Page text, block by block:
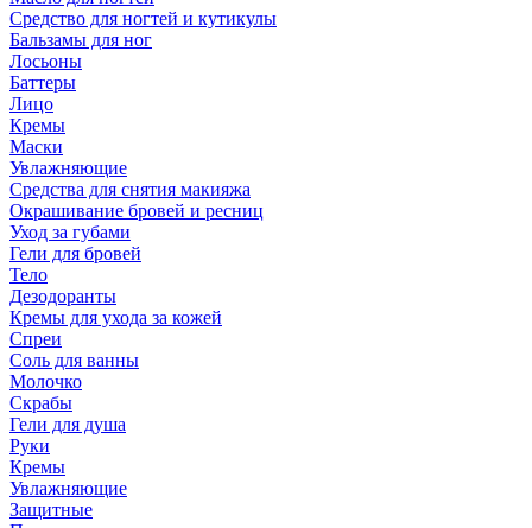
Средство для ногтей и кутикулы
Бальзамы для ног
Лосьоны
Баттеры
Лицо
Кремы
Маски
Увлажняющие
Средства для снятия макияжа
Окрашивание бровей и ресниц
Уход за губами
Гели для бровей
Тело
Дезодоранты
Кремы для ухода за кожей
Спреи
Соль для ванны
Молочко
Скрабы
Гели для душа
Руки
Кремы
Увлажняющие
Защитные